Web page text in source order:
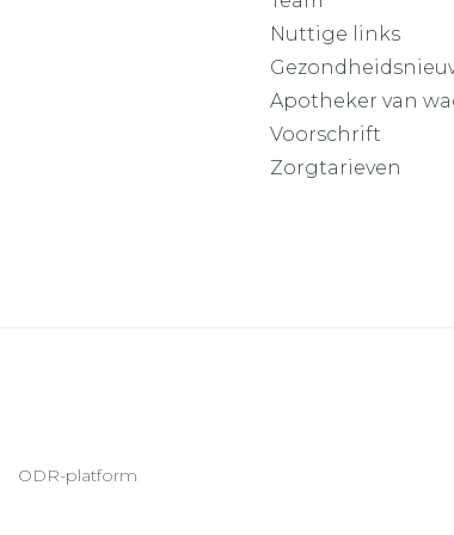
Nuttige links
Apotheker van
Voorschrift
Zorgtarieven
ODR-platform